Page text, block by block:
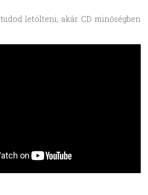
tudod letölteni, akár CD minőségben